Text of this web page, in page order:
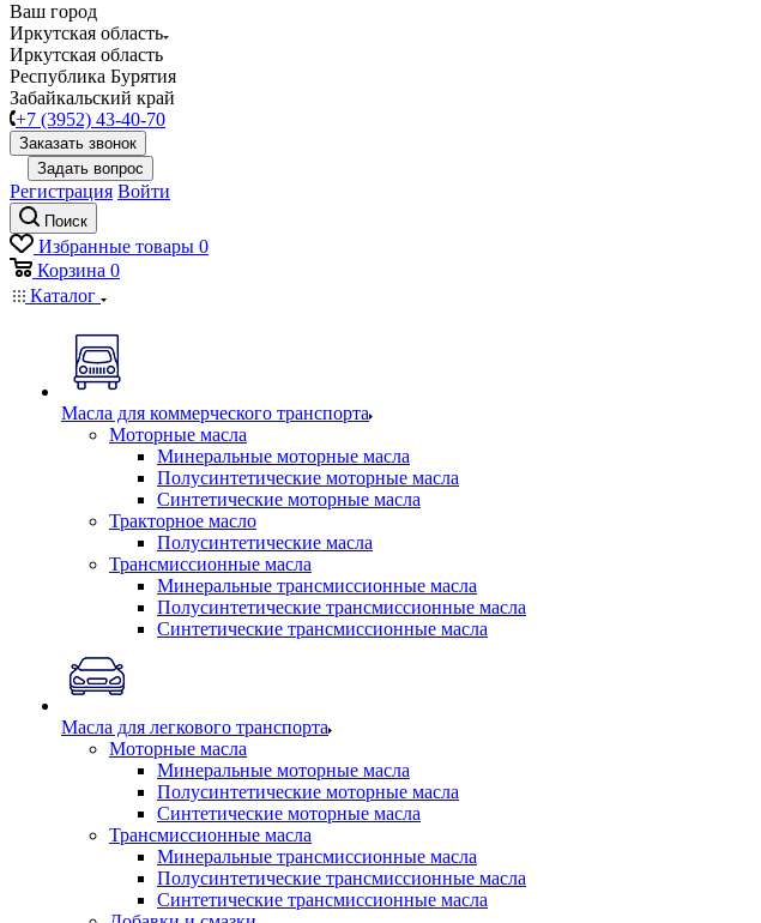
Ваш город
Иркутская область
Иркутская область
Республика Бурятия
Забайкальский край
+7 (3952) 43-40-70
Заказать звонок
Задать вопрос
Регистрация Войти
Поиск
Избранные товары 0
Корзина 0
Каталог
Масла для коммерческого транспорта
Моторные масла
Минеральные моторные масла
Полусинтетические моторные масла
Синтетические моторные масла
Тракторное масло
Полусинтетические масла
Трансмиссионные масла
Минеральные трансмиссионные масла
Полусинтетические трансмиссионные масла
Синтетические трансмиссионные масла
Масла для легкового транспорта
Моторные масла
Минеральные моторные масла
Полусинтетические моторные масла
Синтетические моторные масла
Трансмиссионные масла
Минеральные трансмиссионные масла
Полусинтетические трансмиссионные масла
Синтетические трансмиссионные масла